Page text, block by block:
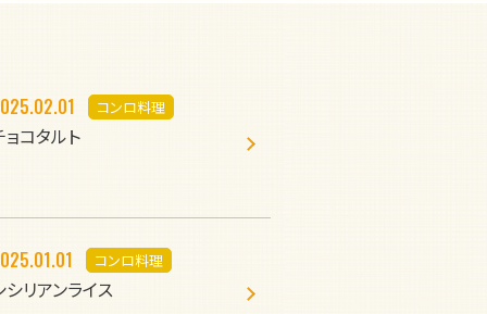
コンロ料理
ョコタルト
コンロ料理
シリアンライス